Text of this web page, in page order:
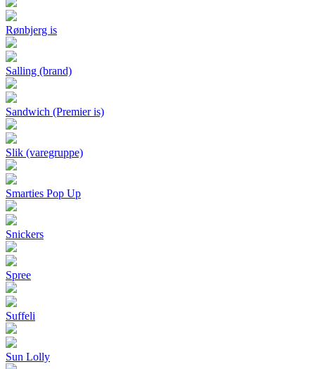
Rønbjerg is
Salling (brand)
Sandwich (Premier is)
Slik (varegruppe)
Smarties Pop Up
Snickers
Spree
Suffeli
Sun Lolly